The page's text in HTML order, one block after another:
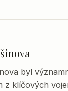
byl
z klíčových